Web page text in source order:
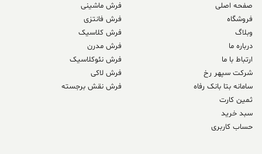
صفحه اصلی
فروشگاه
وبلاگ
درباره ما
ارتباط با ما
شرکت سپهر رخ
سامانه بتا بانک رفاه
ثمین کارت
سبد خرید
حساب کاربری
فرش ماشینی
فرش فانتزی
فرش کلاسیک
فرش مدرن
فرش نئوکلاسیک
فرش لاکی
فرش نقش برجسته